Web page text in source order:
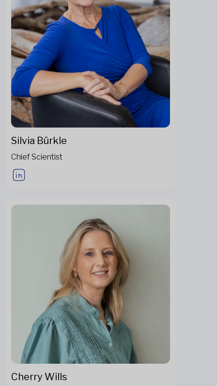
Silvia Bürkle
Chief Scientist
Cherry Wills